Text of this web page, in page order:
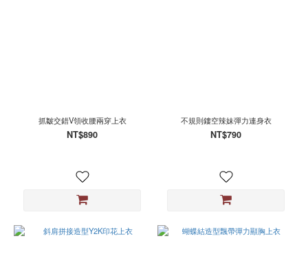
抓皺交錯V領收腰兩穿上衣
NT$890
不規則鏤空辣妹彈力連身衣
NT$790